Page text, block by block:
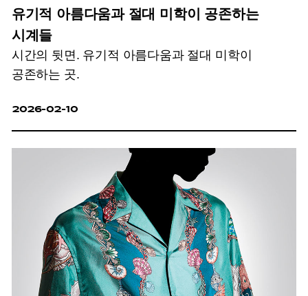
유기적 아름다움과 절대 미학이 공존하는
시계들
시간의 뒷면. 유기적 아름다움과 절대 미학이
공존하는 곳.
2026-02-10